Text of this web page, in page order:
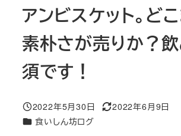
アンビスケット。ど
素朴さが売りか？
須です！
投稿日
2022年5月30日
更新日
2022年6月9日
カテゴリー
食いしん坊ログ